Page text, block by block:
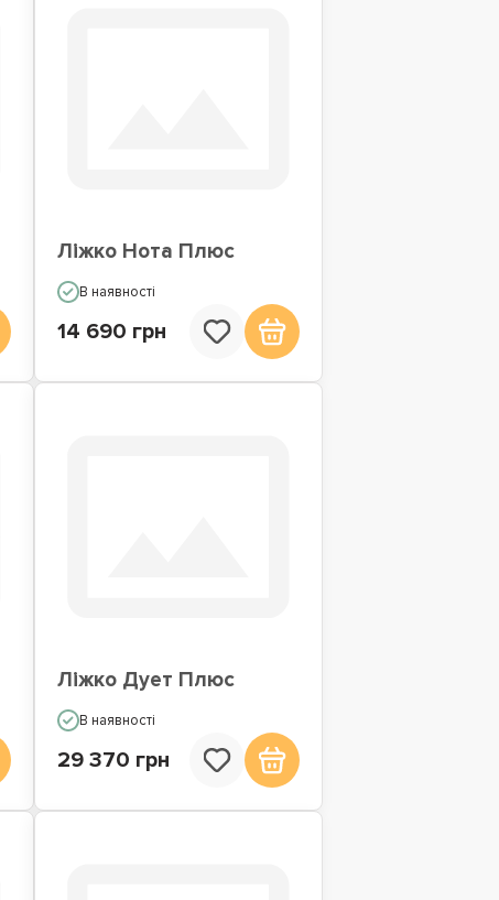
Ліжко Нота Плюс
В наявності
14 690 грн
Ліжко Дует Плюс
В наявності
29 370 грн